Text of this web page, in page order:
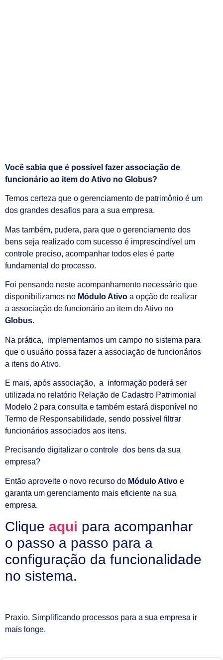
Você sabia que é possível fazer associação de
funcionário ao item do Ativo no Globus?
Temos certeza que o gerenciamento de patrimônio é um
dos grandes desafios para a sua empresa.
Mas também, pudera, para que o gerenciamento dos
bens seja realizado com sucesso é imprescindível um
controle preciso, acompanhar todos eles é parte
fundamental do processo.
Foi pensando neste acompanhamento necessário que
disponibilizamos no Módulo Ativo a opção de realizar
a associação de funcionário ao item do Ativo no
Globus.
Na prática, implementamos um campo no sistema para
que o usuário possa fazer a associação de funcionários
a itens do Ativo.
E mais, após associação, a informação poderá ser
utilizada no relatório Relação de Cadastro Patrimonial
Modelo 2 para consulta e também estará disponível no
Termo de Responsabilidade, sendo possível filtrar
funcionários associados aos itens.
Precisando digitalizar o controle dos bens da sua
empresa?
Então aproveite o novo recurso do Módulo Ativo e
garanta um gerenciamento mais eficiente na sua
empresa.
Clique aqui para acompanhar
o passo a passo para a
configuração da funcionalidade
no sistema.
Praxio. Simplificando processos para a sua empresa ir
mais longe.